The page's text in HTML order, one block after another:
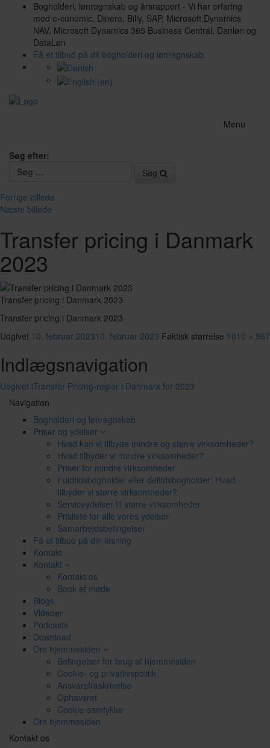
Bogholderi, lønregnskab og årsrapport - Vi har erfaring
med e-conomic, Dinero, Billy, SAP, Microsoft Dynamics
NAV, Microsoft Dynamics 365 Business Central, Danløn og
DataLøn
Få et tilbud på dit bogholderi og lønregnskab
Menu
Søg efter:
Søg
Forrige billede
Næste billede
Transfer pricing i Danmark
2023
Transfer pricing i Danmark 2023
Transfer pricing i Danmark 2023
Udgivet 10. februar 202310. februar 2023 Faktisk størrelse 1010 × 567
Indlægsnavigation
Udgivet iTransfer Pricing-regler i Danmark for 2023
Navigation
Bogholderi og lønregnskab
Priser og ydelser
Hvad kan vi tilbyde mindre og større virksomheder?
Hvad tilbyder vi mindre virksomheder?
Priser for mindre virksomheder
Fuldtidsbogholder eller deltidsbogholder: Hvad
tilbyder vi større virksomheder?
Serviceydelser til større virksomheder
Prisliste for alle vores ydelser
Samarbejdsbetingelser
Få et tilbud på din løsning
Kontakt
Kontakt
Kontakt os
Book et møde
Blogs
Videoer
Podcasts
Download
Om hjemmesiden
Betingelser for brug af hjemmesiden
Cookie- og privatlivspolitik
Ansvarsfraskrivelse
Ophavsret
Cookie-samtykke
Om hjemmesiden
Kontakt os